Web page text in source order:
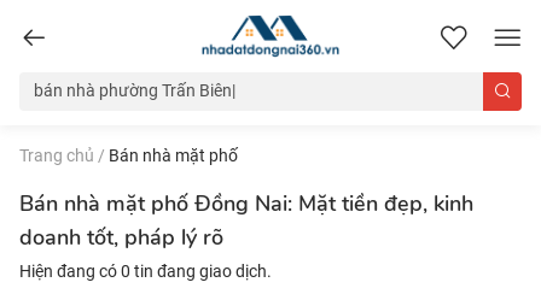
nhadatdongnai360.vn
Trang chủ / Bán nhà mặt phố
Bán nhà mặt phố Đồng Nai: Mặt tiền đẹp, kinh
doanh tốt, pháp lý rõ
Hiện đang có 0 tin đang giao dịch.